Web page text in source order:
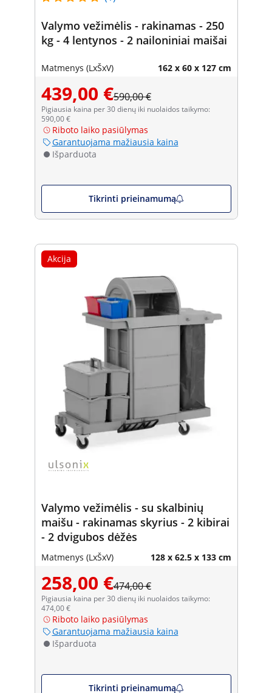
Valymo vežimėlis - rakinamas - 250
kg - 4 lentynos - 2 nailoniniai maišai
Matmenys (LxŠxV) 162 x 60 x 127 cm
439,00 €590,00 €
Pigiausia kaina per 30 dienų iki nuolaidos taikymo:
590,00 €
Riboto laiko pasiūlymas
Garantuojama mažiausia kaina
Išparduota
Tikrinti prieinamumą
Akcija
Valymo vežimėlis - su skalbinių
maišu - rakinamas skyrius - 2 kibirai
- 2 dvigubos dėžės
Matmenys (LxŠxV) 128 x 62.5 x 133 cm
258,00 €474,00 €
Pigiausia kaina per 30 dienų iki nuolaidos taikymo:
474,00 €
Riboto laiko pasiūlymas
Garantuojama mažiausia kaina
Išparduota
Tikrinti prieinamumą